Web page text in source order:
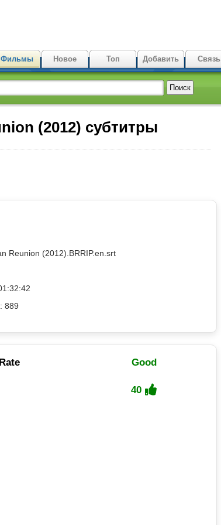
Фильмы Новое Топ Добавить Связь
(2012) субтитры
Reunion (2012).BRRIP.en.srt
889
Rate Good
40